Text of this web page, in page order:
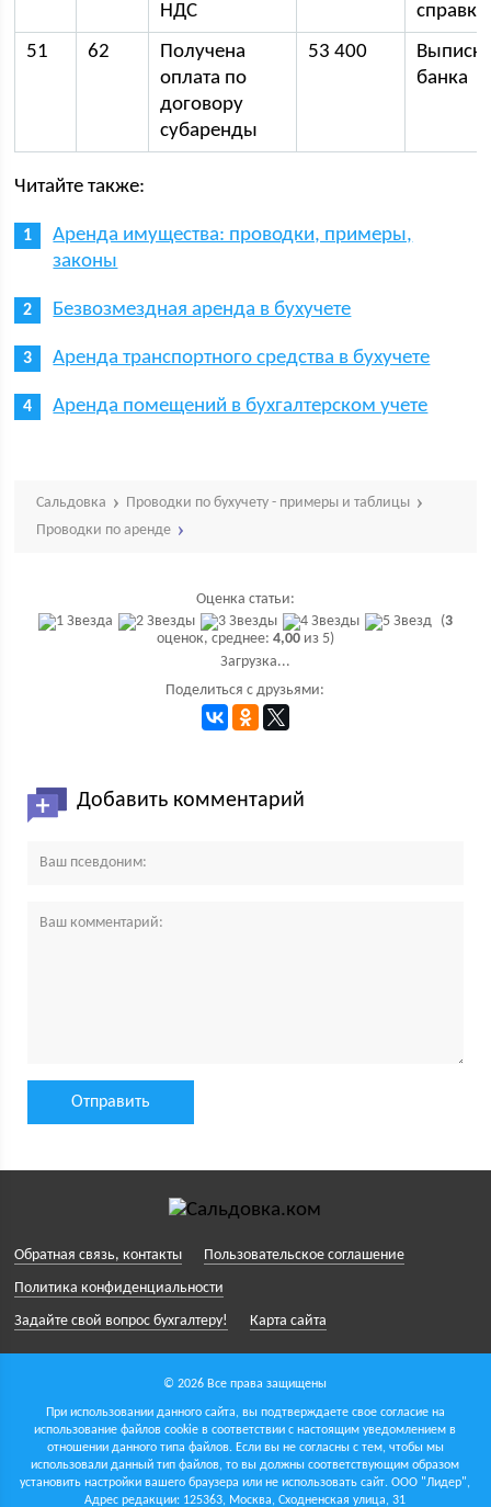
НДС
справка
51
62
Получена
оплата по
договору
субаренды
53 400
банка
Читайте также:
Аренда имущества: проводки, примеры,
законы
Безвозмездная аренда в бухучете
Аренда транспортного средства в бухучете
Аренда помещений в бухгалтерском учете
Сальдовка
Проводки по бухучету - примеры и таблицы
Проводки по аренде
Оценка статьи:
(3
оценок, среднее: 4,00из 5)
Загрузка...
Поделиться с друзьями:
Добавить комментарий
Обратная связь, контакты
Пользовательское соглашение
Политика конфиденциальности
Задайте свой вопрос бухгалтеру!
Карта сайта
© 2026 Все права защищены
При использовании данного сайта, вы подтверждаете свое согласие на
использование файлов cookie в соответствии с настоящим уведомлением в
отношении данного типа файлов. Если вы не согласны с тем, чтобы мы
использовали данный тип файлов, то вы должны соответствующим образом
установить настройки вашего браузера или не использовать сайт.ООО "Лидер",
Адрес редакции: 125363, Москва, Сходненская улица, 31